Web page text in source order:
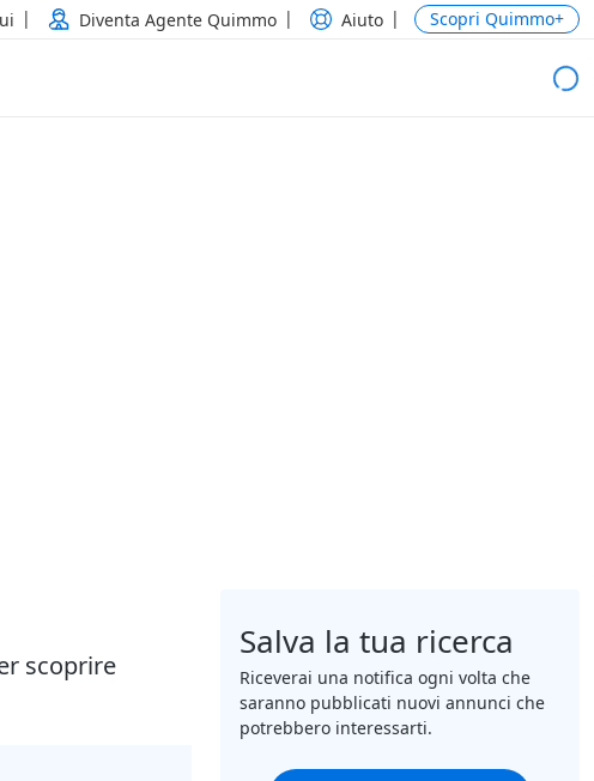
Diventa Agente Quimmo Aiuto Scopri Quimmo+
scoprire
Salva la tua ricerca
Riceverai una notifica ogni volta che
saranno pubblicati nuovi annunci che
potrebbero interessarti.